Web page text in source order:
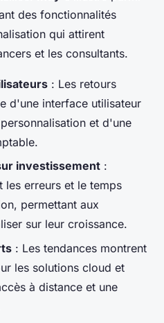
des fonctionnalités
qui attirent
et les consultants.
: Les retours
d'une interface utilisateur
et d'une
investissement :
les erreurs et le temps
permettant aux
sur leur croissance.
: Les tendances montrent
les solutions cloud et
à distance et une